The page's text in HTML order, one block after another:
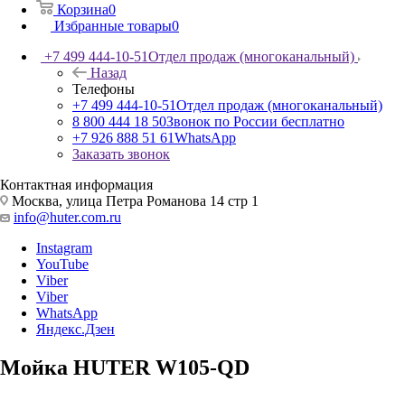
Корзина0
Избранные товары0
+7 499 444-10-51Отдел продаж (многоканальный)
Назад
Телефоны
+7 499 444-10-51Отдел продаж (многоканальный)
8 800 444 18 50Звонок по России бесплатно
+7 926 888 51 61WhatsApp
Заказать звонок
Контактная информация
Москва, улица Петра Романова 14 стр 1
info@huter.com.ru
Instagram
YouTube
Viber
Viber
WhatsApp
Яндекс.Дзен
Мойка HUTER W105-QD